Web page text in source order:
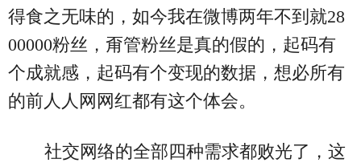
得食之无味的，如今我在微博两年不到就28
00000粉丝，甭管粉丝是真的假的，起码有
个成就感，起码有个变现的数据，想必所有
的前人人网网红都有这个体会。
社交网络的全部四种需求都败光了，这